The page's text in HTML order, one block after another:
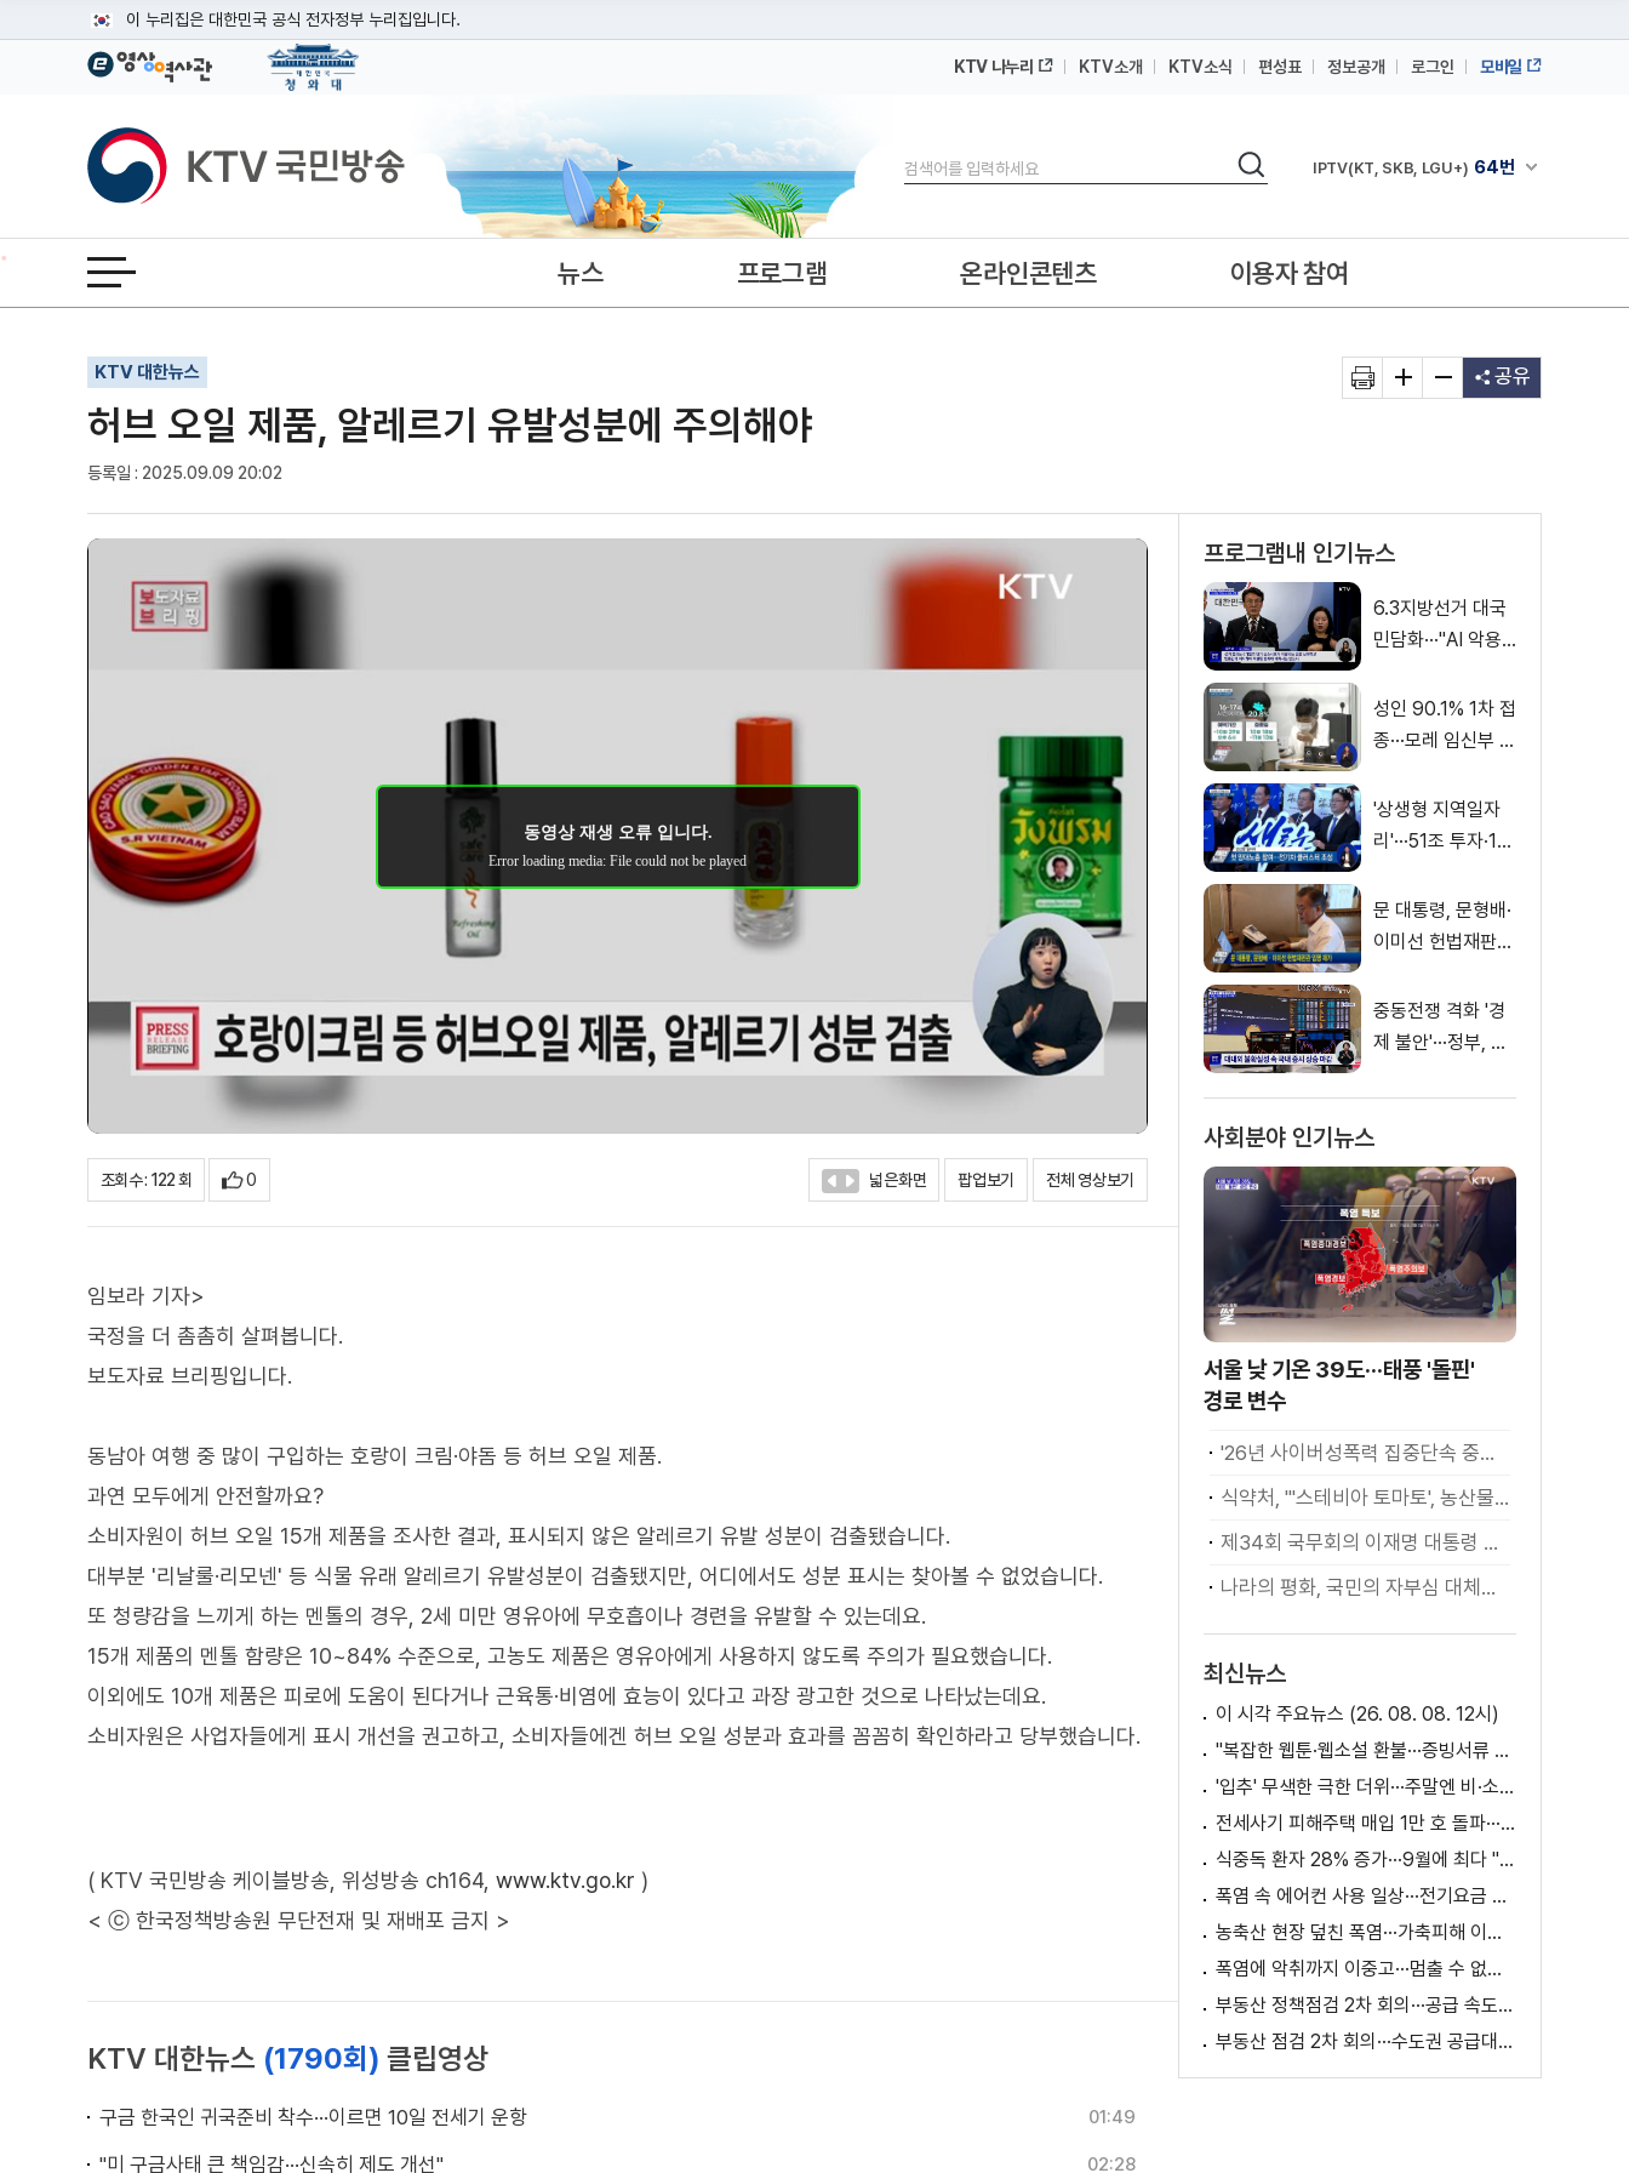
이 누리집은 대한민국 공식 전자정부 누리집입니다.
공식 누리집 주소 확인하기
이밖에 or.kr 또는 .kr등 다른 도메인 주소를 사용하고 있다면 아래 URL에서 도메인 주소를 확인해 보세요
운영중인 공식 누리집보기
KTV 나누리 KTV소개 KTV소식 편성표 정보공개 로그인 모바일
KTV국민방송
검색
검색 채널안내 펼쳐
IPTV(KT, SKB, LGU+) 64번
IPTV(KT, SKB, LGU+)
전체메뉴 열기 뉴스 프로그램 온라인콘텐츠 이용자 참여
KTV 대한뉴스
허브 오일 제품, 알레르기 유발성분에 주의해야
등록일 : 2025.09.09 20:02
기사인쇄
글자확대
글자축소 공유
조회수 : 122 회 0 넓은화면 팝업보기 전체 영상보기
임보라 기자>
국정을 더 촘촘히 살펴봅니다.
보도자료 브리핑입니다.
동남아 여행 중 많이 구입하는 호랑이 크림·야돔 등 허브 오일 제품.
과연 모두에게 안전할까요?
소비자원이 허브 오일 15개 제품을 조사한 결과, 표시되지 않은 알레르기 유발 성분이 검출됐습니다.
대부분 '리날룰·리모넨' 등 식물 유래 알레르기 유발성분이 검출됐지만, 어디에서도 성분 표시는 찾아볼 수 없었습니다.
또 청량감을 느끼게 하는 멘톨의 경우, 2세 미만 영유아에 무호흡이나 경련을 유발할 수 있는데요.
15개 제품의 멘톨 함량은 10~84% 수준으로, 고농도 제품은 영유아에게 사용하지 않도록 주의가 필요했습니다.
이외에도 10개 제품은 피로에 도움이 된다거나 근육통·비염에 효능이 있다고 과장 광고한 것으로 나타났는데요.
소비자원은 사업자들에게 표시 개선을 권고하고, 소비자들에겐 허브 오일 성분과 효과를 꼼꼼히 확인하라고 당부했습니다.
( KTV 국민방송 케이블방송, 위성방송 ch164, www.ktv.go.kr )
< ⓒ 한국정책방송원 무단전재 및 재배포 금지 >
KTV 대한뉴스 (1790회) 클립영상
구금 한국인 귀국준비 착수···이르면 10일 전세기 운항 01:49
"미 구금사태 큰 책임감···신속히 제도 개선" 02:28
프로그램내 인기뉴스
6.3지방선거 대국
민담화···"AI 악용
성인 90.1% 1차 접
종···모레 임신부 사
'상생형 지역일자
리'···51조 투자·13
문 대통령, 문형배·
이미선 헌법재판관
중동전쟁 격화 '경
제 불안'···정부, 금
소화
사회분야 인기뉴스
서울 낮 기온 39도···태풍 '돌핀'
경로 변수
'26년 사이버성폭력 집중단속 중간성과 발표···향후 추진계획은?
식약처, "'스테비아 토마토', 농산물 아닌 가공식품"
제34회 국무회의 이재명 대통령 모두발언
나라의 평화, 국민의 자부심 대체불가 대한민국 이재명 대통령 모두말씀
최신뉴스
이 시각 주요뉴스 (26. 08. 08. 12시)
"복잡한 웹툰·웹소설 환불···증빙서류 요구까지"
'입추' 무색한 극한 더위···주말엔 비·소나기
전세사기 피해주택 매입 1만 호 돌파···피해 지원 속도
식중독 환자 28% 증가···9월에 최다 "입추 방심 금물"
폭염 속 에어컨 사용 일상···전기요금 줄이려면?
농축산 현장 덮친 폭염···가축피해 이틀 새 28만 마리↑
폭염에 악취까지 이중고···멈출 수 없는 필수노동
부동산 정책점검 2차 회의···공급 속도전 본격화하나
부동산 점검 2차 회의···수도권 공급대책 논의